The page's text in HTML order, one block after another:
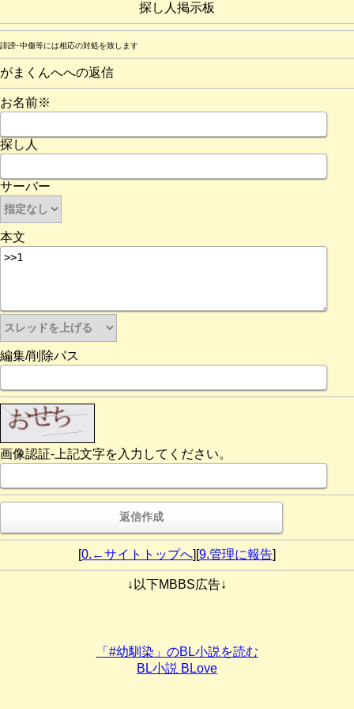
探し人掲示板
誹謗･中傷等には相応の対処を致します
がまくんへへの返信
お名前※
探し人
サーバー
本文
編集/削除パス
画像認証-上記文字を入力してください。
[0.←サイトトップへ][9.管理に報告]
↓以下MBBS広告↓
「#幼馴染」のBL小説を読む
BL小説 BLove